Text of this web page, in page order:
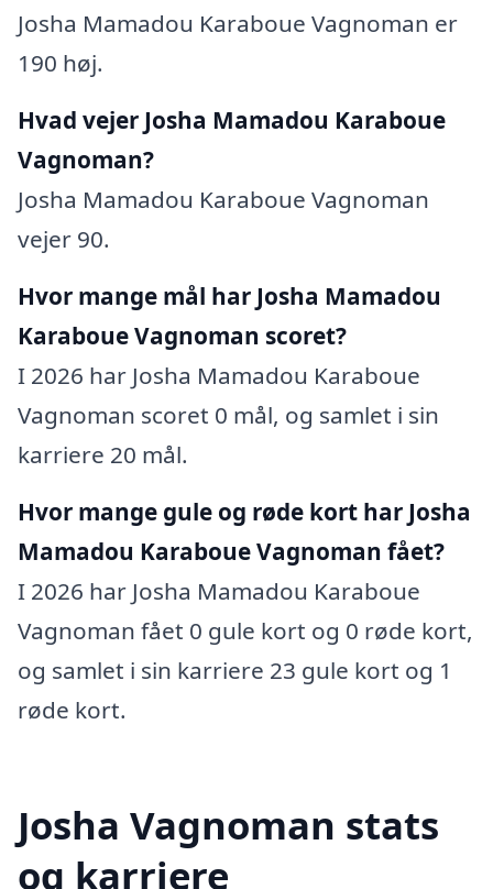
Josha Mamadou Karaboue Vagnoman er
190 høj.
Hvad vejer Josha Mamadou Karaboue
Vagnoman?
Josha Mamadou Karaboue Vagnoman
vejer 90.
Hvor mange mål har Josha Mamadou
Karaboue Vagnoman scoret?
I 2026 har Josha Mamadou Karaboue
Vagnoman scoret 0 mål, og samlet i sin
karriere 20 mål.
Hvor mange gule og røde kort har Josha
Mamadou Karaboue Vagnoman fået?
I 2026 har Josha Mamadou Karaboue
Vagnoman fået 0 gule kort og 0 røde kort,
og samlet i sin karriere 23 gule kort og 1
røde kort.
Josha Vagnoman stats
og karriere